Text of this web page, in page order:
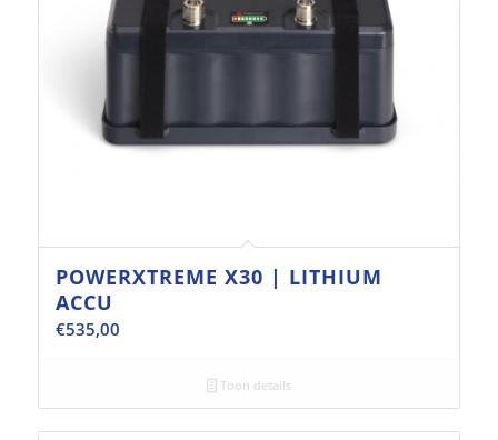
POWERXTREME X30 | LITHIUM
ACCU
€535,00
Toon details